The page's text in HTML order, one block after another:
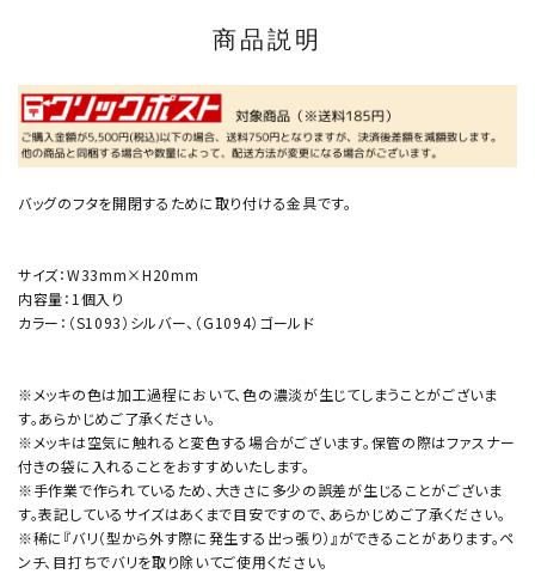
商品説明
バッグのフタを開閉するために取り付ける金具です。
サイズ：W33mm×H20mm
内容量：1個入り
カラー：（S1093）シルバー、（G1094）ゴールド
※メッキの色は加工過程において、色の濃淡が生じてしまうことがございま
す。あらかじめご了承ください。
※メッキは空気に触れると変色する場合がございます。保管の際はファスナー
付きの袋に入れることをおすすめいたします。
※手作業で作られているため、大きさに多少の誤差が生じることがございま
す。表記しているサイズはあくまで目安ですので、あらかじめご了承ください。
※稀に『バリ（型から外す際に発生する出っ張り）』ができることがあります。ペ
ンチ、目打ちでバリを取り除いてご使用ください。